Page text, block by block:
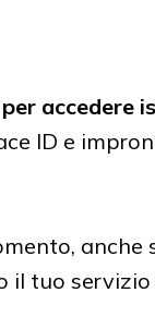
accedere
ID e
anche
il tuo